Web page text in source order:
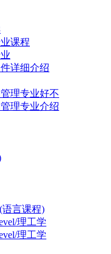
课程
详细介绍
理专业好不
理专业介绍
语言课程)
理工学
理工学